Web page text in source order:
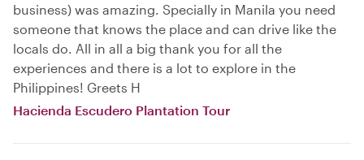
business) was amazing. Specially in Manila you need
someone that knows the place and can drive like the
locals do. All in all a big thank you for all the
experiences and there is a lot to explore in the
Philippines! Greets H
Hacienda Escudero Plantation Tour